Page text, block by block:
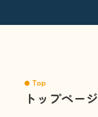
Top
トップページ